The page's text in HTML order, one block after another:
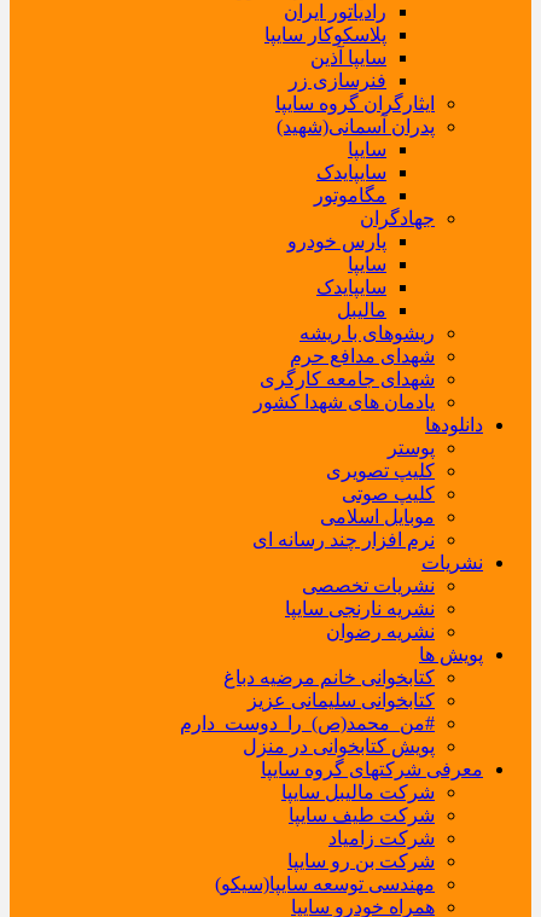
رادیاتور ایران
پلاسکوکار سایپا
سایپا آذین
فنرسازی زر
ایثارگران گروه سایپا
پدران آسمانی(شهید)
سایپا
سایپایدک
مگاموتور
جهادگران
پارس خودرو
سایپا
سایپایدک
مالیبل
ریشوهای با ریشه
شهدای مدافع حرم
شهدای جامعه کارگری
یادمان های شهدا کشور
دانلودها
پوستر
کلیپ تصویری
کلیپ صوتی
موبایل اسلامی
نرم افزار چند رسانه ای
نشریات
نشریات تخصصی
نشریه نارنجی سایپا
نشریه رضوان
پویش ها
کتابخوانی خانم مرضیه دباغ
کتابخوانی سلیمانی عزیز
#من_محمد(ص)_را_دوست_دارم
پویش کتابخوانی در منزل
معرفی شرکتهای گروه سایپا
شرکت مالیبل سایپا
شرکت طیف سایپا
شرکت زامیاد
شرکت بن رو سایپا
مهندسی توسعه سایپا(سیکو)
همراه خودرو سایپا